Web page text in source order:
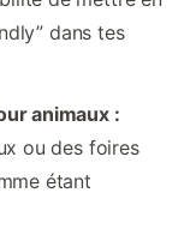
dans tes
animaux :
ou des foires
étant